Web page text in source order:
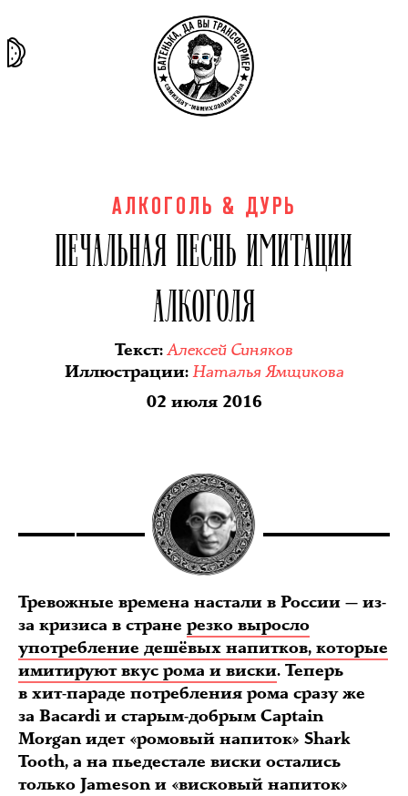
АЛКОГОЛЬ & ДУРЬ
ПЕЧАЛЬНАЯ ПЕСНЬ ИМИТАЦИИ
АЛКОГОЛЯ
Текст:Алексей Синяков
Иллюстрации:Наталья Ямщикова
02 июля 2016
Тревожные времена настали в России — из-
за кризиса в стране резко выросло
употребление дешёвых напитков, которые
имитируют вкус рома и виски. Теперь
в хит-параде потребления рома сразу же
за Bacardi и старым-добрым Captain
Morgan идет «ромовый напиток» Shark
Tooth, а на пьедестале виски остались
только Jameson и «висковый напиток»